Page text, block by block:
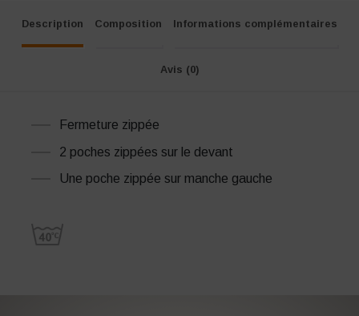
Description Composition Informations complémentaires
Avis (0)
Fermeture zippée
2 poches zippées sur le devant
Une poche zippée sur manche gauche